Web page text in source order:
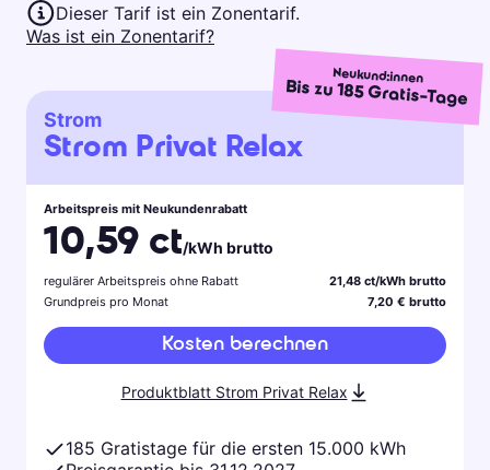
Dieser Tarif ist ein Zonentarif.
Was ist ein Zonentarif?
Neukund:innen
Bis zu 185Gratis-Tage
Strom
Strom Privat Relax
Arbeitspreis mit Neukundenrabatt
10,59 ct/kWh brutto
regulärer Arbeitspreis ohne Rabatt
21,48 ct/kWh brutto
Grundpreis pro Monat
7,20 € brutto
Kosten berechnen
Produktblatt Strom Privat Relax
185 Gratistage für die ersten 15.000 kWh